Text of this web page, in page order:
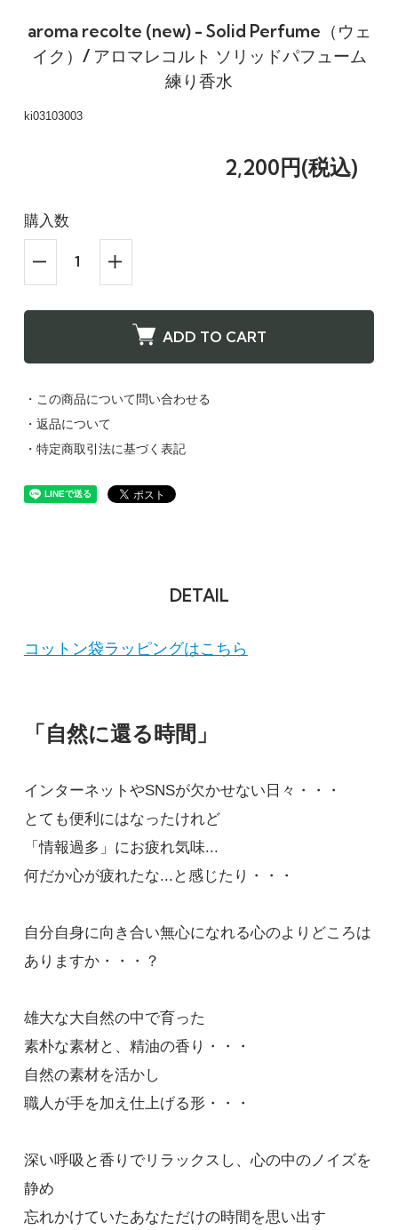
aroma recolte (new) - Solid Perfume（ウェ
イク）/ アロマレコルト ソリッドパフューム
練り香水
ki03103003
2,200円(税込)
購入数
ADD TO CART
・この商品について問い合わせる
・返品について
・特定商取引法に基づく表記
DETAIL
コットン袋ラッピングはこちら
「自然に還る時間」
インターネットやSNSが欠かせない日々・・・
とても便利にはなったけれど
「情報過多」にお疲れ気味...
何だか心が疲れたな...と感じたり・・・
自分自身に向き合い無心になれる心のよりどころは
ありますか・・・？
雄大な大自然の中で育った
素朴な素材と、精油の香り・・・
自然の素材を活かし
職人が手を加え仕上げる形・・・
深い呼吸と香りでリラックスし、心の中のノイズを
静め
忘れかけていたあなただけの時間を思い出す